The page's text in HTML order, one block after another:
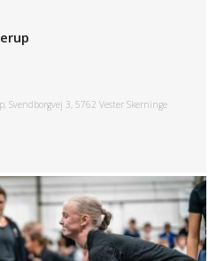
Svendborgvej 3, 5762 Vester Skerninge